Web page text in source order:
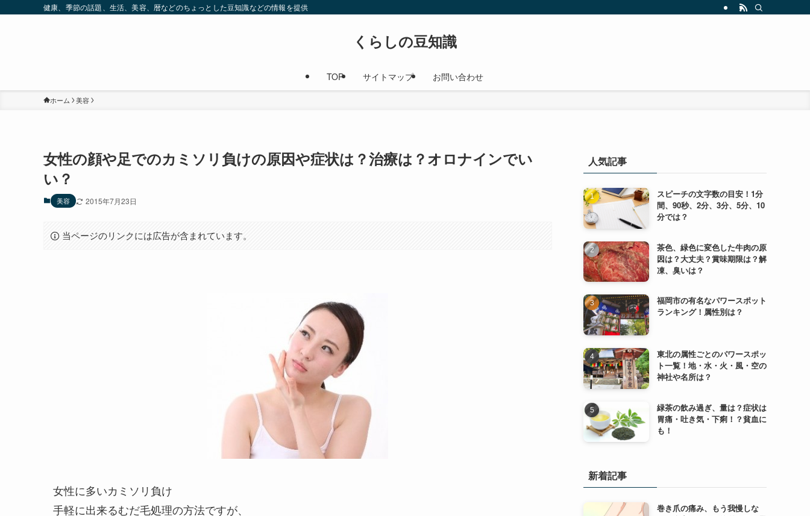
健康、季節の話題、生活、美容、暦などのちょっとした豆知識などの情報を提供
くらしの豆知識
TOP サイトマップ お問い合わせ
ホーム 美容
女性の顔や足でのカミソリ負けの原因や症状は？治療は？オロナインでい
い？
美容 2015年7月23日
当ページのリンクには広告が含まれています。
女性に多いカミソリ負け
手軽に出来るむだ毛処理の方法ですが、
人気記事
スピーチの文字数の目安！1分
間、90秒、2分、3分、5分、10
分では？
茶色、緑色に変色した牛肉の原
因は？大丈夫？賞味期限は？解
凍、臭いは？
福岡市の有名なパワースポット
ランキング！属性別は？
東北の属性ごとのパワースポッ
ト一覧！地・水・火・風・空の
神社や名所は？
緑茶の飲み過ぎ、量は？症状は
胃痛・吐き気・下痢！？貧血に
も！
新着記事
巻き爪の痛み、もう我慢しな